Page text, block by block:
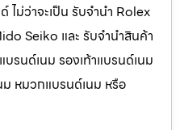
ไม่ว่าจะเป็น รับจำนำ Rolex
Seiko และ รับจำนำสินค้า
บรนด์เนม รองเท้าแบรนด์เนม
ม หมวกแบรนด์เนม หรือ